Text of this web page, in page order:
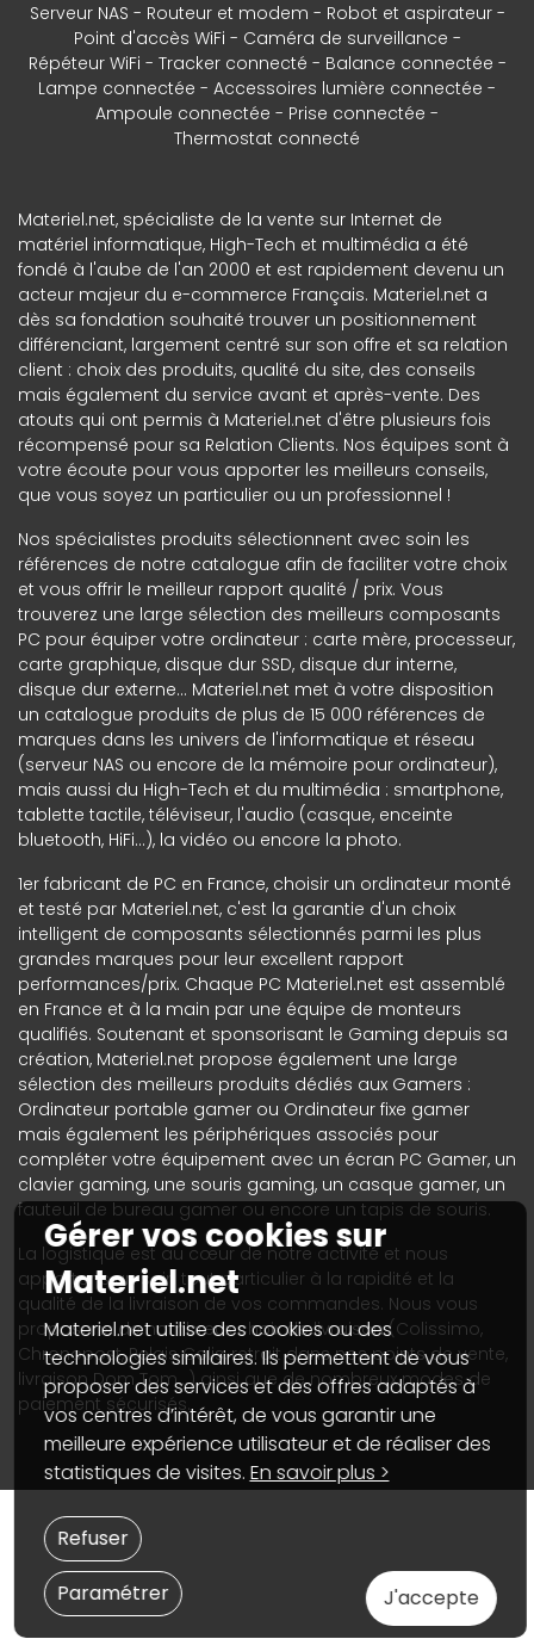
Serveur NAS
Routeur et modem
Robot et aspirateur
Point d'accès WiFi
Caméra de surveillance
Répéteur WiFi
Tracker connecté
Balance connectée
Lampe connectée
Accessoires lumière connectée
Ampoule connectée
Prise connectée
Thermostat connecté
Materiel.net, spécialiste de la vente sur Internet de
matériel informatique, High-Tech et multimédia a été
fondé à l'aube de l'an 2000 et est rapidement devenu un
acteur majeur du e-commerce Français. Materiel.net a
dès sa fondation souhaité trouver un positionnement
différenciant, largement centré sur son offre et sa relation
client : choix des produits, qualité du site, des conseils
mais également du service avant et après-vente. Des
atouts qui ont permis à Materiel.net d'être plusieurs fois
récompensé pour sa Relation Clients. Nos équipes sont à
votre écoute pour vous apporter les meilleurs conseils,
que vous soyez un particulier ou un professionnel !
Nos spécialistes produits sélectionnent avec soin les
références de notre catalogue afin de faciliter votre choix
et vous offrir le meilleur rapport qualité / prix. Vous
trouverez une large sélection des meilleurs composants
PC pour équiper votre ordinateur : carte mère, processeur,
carte graphique, disque dur SSD, disque dur interne,
disque dur externe... Materiel.net met à votre disposition
un catalogue produits de plus de 15 000 références de
marques dans les univers de l'informatique et réseau
(serveur NAS ou encore de la mémoire pour ordinateur),
mais aussi du High-Tech et du multimédia : smartphone,
tablette tactile, téléviseur, l'audio (casque, enceinte
bluetooth, HiFi...), la vidéo ou encore la photo.
1er fabricant de PC en France, choisir un ordinateur monté
et testé par Materiel.net, c'est la garantie d'un choix
intelligent de composants sélectionnés parmi les plus
grandes marques pour leur excellent rapport
performances/prix. Chaque PC Materiel.net est assemblé
en France et à la main par une équipe de monteurs
qualifiés. Soutenant et sponsorisant le Gaming depuis sa
création, Materiel.net propose également une large
sélection des meilleurs produits dédiés aux Gamers :
Ordinateur portable gamer ou Ordinateur fixe gamer
mais également les périphériques associés pour
compléter votre équipement avec un écran PC Gamer, un
clavier gaming, une souris gaming, un casque gamer, un
fauteuil de bureau gamer ou encore un tapis de souris.
La logistique est au cœur de notre activité et nous
apportons un soin tout particulier à la rapidité et la
qualité de la livraison de vos commandes. Nous vous
proposons de nombreux choix de livraison (Colissimo,
Chronopost, Relais Colis, retrait dans nos points de vente,
livraison Dom Tom...) ainsi que de nombreux modes de
paiement sécurisés.
Gérer vos cookies sur
Materiel.net
Materiel.net utilise des cookies ou des
technologies similaires. Ils permettent de vous
proposer des services et des offres adaptés à
vos centres d’intérêt, de vous garantir une
meilleure expérience utilisateur et de réaliser des
statistiques de visites. En savoir plus >
J'accepte
Paramétrer
Refuser